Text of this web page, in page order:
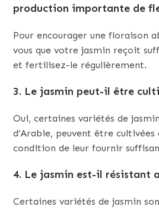
production importante de
Pour encourager une floraison
vous que votre jasmin reçoit
et fertilisez-le régulièrement.
3. Le jasmin peut-il être
Oui, certaines variétés de
d’Arabie, peuvent être
condition de leur fournir
4. Le jasmin est-il résistant
Certaines variétés de jasmin